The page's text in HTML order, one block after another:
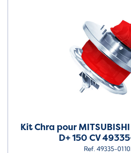
Kit Chra pour MITSUBISHI
D+ 150 CV
Ref. 49335-